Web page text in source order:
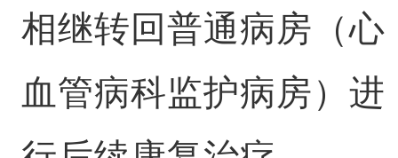
相继转回普通病房（心
血管病科监护病房）进